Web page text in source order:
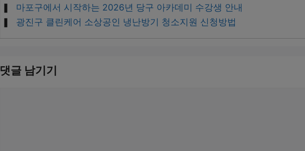
마포구에서 시작하는 2026년 당구 아카데미 수강생 안내
광진구 클린케어 소상공인 냉난방기 청소지원 신청방법
댓글 남기기